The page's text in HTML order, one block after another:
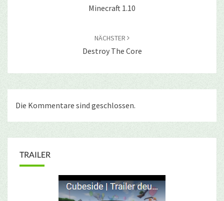
Minecraft 1.10
NÄCHSTER
Destroy The Core
Die Kommentare sind geschlossen.
TRAILER